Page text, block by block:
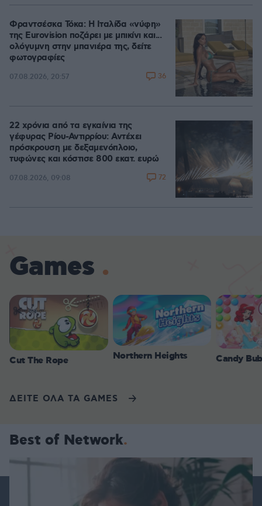
Φραντσέσκα Τόκα: Η Ιταλίδα «νύφη»
της Eurovision ποζάρει με μπικίνι και...
ολόγυμνη στην μπανιέρα της, δείτε
φωτογραφίες
07.08.2026, 20:57 36
22 χρόνια από τα εγκαίνια της
γέφυρας Ρίου-Αντιρρίου: Αντέχει
πρόσκρουση με δεξαμενόπλοιο,
τυφώνες και κόστισε 800 εκατ. ευρώ
07.08.2026, 09:08 72
Games
Cut The Rope Northern Heights Candy
ΔΕΙΤΕ ΟΛΑ ΤΑ GAMES
Best of Network